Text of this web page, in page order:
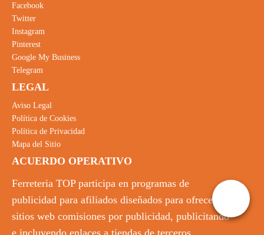
Facebook
Twitter
Instagram
Pinterest
Google My Business
Telegram
LEGAL
Aviso Legal
Política de Cookies
Política de Privacidad
Mapa del Sitio
ACUERDO OPERATIVO
Ferreteria TOP participa en programas de
publicidad para afiliados diseñados para ofrecer a
sitios web comisiones por publicidad, publicitando
e incluyendo enlaces a tiendas de terceros.